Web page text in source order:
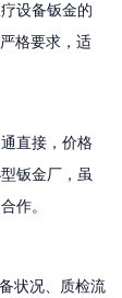
设备钣金的
格要求，适
直接，价格
钣金厂，虽
作。
状况、质检流